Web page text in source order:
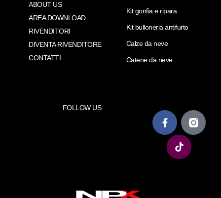
ABOUT US
AREA DOWNLOAD
RIVENDITORI
DIVENTA RIVENDITORE
CONTATTI
Kit gonfia e ripara
Kit bulloneria antifurto
Calze da neve
Catene da neve
FOLLOW US: